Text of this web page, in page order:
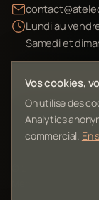
Lundi au
Samedi et
Envoyer
L'Atelier
Vos cookies,
On utilise des
Analytics
commercial. En